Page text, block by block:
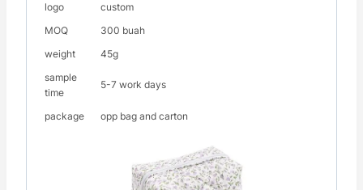
logo
custom
MOQ
300 buah
weight
45g
sample
time
5-7 work days
package opp bag and carton